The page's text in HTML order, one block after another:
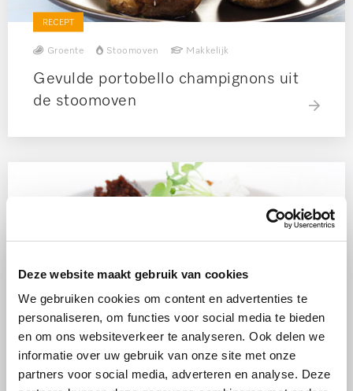
Deze website maakt gebruik van cookies
We gebruiken cookies om content en advertenties te
personaliseren, om functies voor social media te bieden
en om ons websiteverkeer te analyseren. Ook delen we
informatie over uw gebruik van onze site met onze
partners voor social media, adverteren en analyse. Deze
RECEPT
Groente Stoomoven Makkelijk
Gevulde portobello champignons uit
de stoomoven
RECEPT
Chocolade Stoomoven Makkelijk
Chocoladecakejes uit de stoomoven